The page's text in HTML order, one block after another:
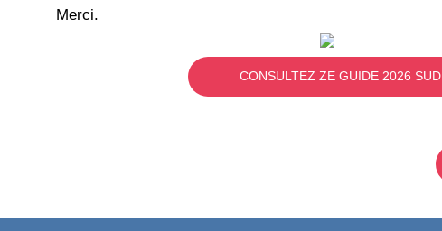
Merci.
CONSULTEZ ZE GUIDE 2026 SUD